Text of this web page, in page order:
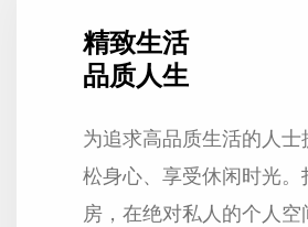
精致生活
品质人生
为追求高品质生活的人士
松身心、享受休闲时光。
房，在绝对私人的个人